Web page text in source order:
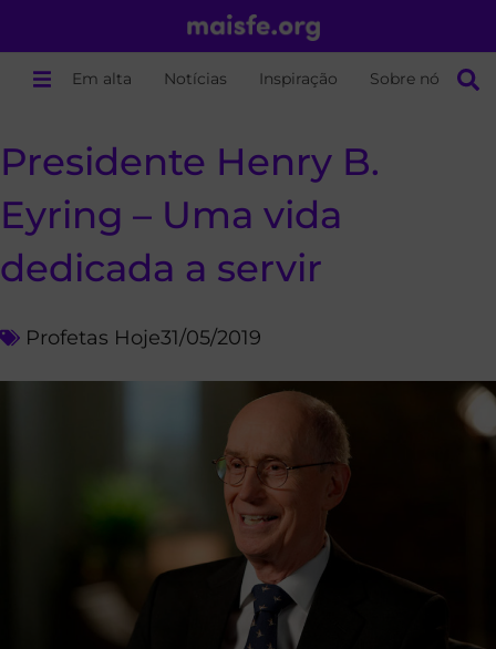
Em alta Notícias Inspiração Sobre nós
Presidente Henry B.
Eyring – Uma vida
dedicada a servir
Profetas Hoje31/05/2019